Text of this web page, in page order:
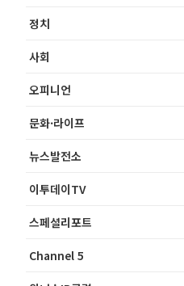
정치
사회
오피니언
문화·라이프
뉴스발전소
이투데이TV
스페셜리포트
Channel 5